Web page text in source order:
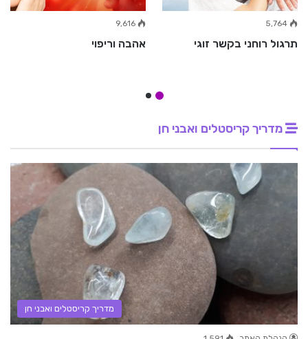
5,764
תרגול רוחני בקשר זוגי
9,616
אהבה וריפוי
מדריך קריסטלים ואבני חן
מדריך קריסטלים ואבני חן